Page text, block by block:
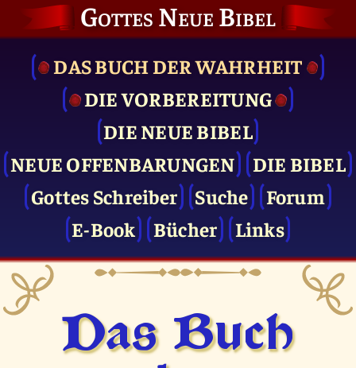
Gottes Neue Bibel
DAS BUCH DER WAHRHEIT
DIE VOR­BEREITUNG
DIE NEUE BIBEL
NEUE OFFENBARUNGEN
DIE BIBEL
Gottes Schreiber
Suche
Forum
E-Book
Bücher Links
Das Buch